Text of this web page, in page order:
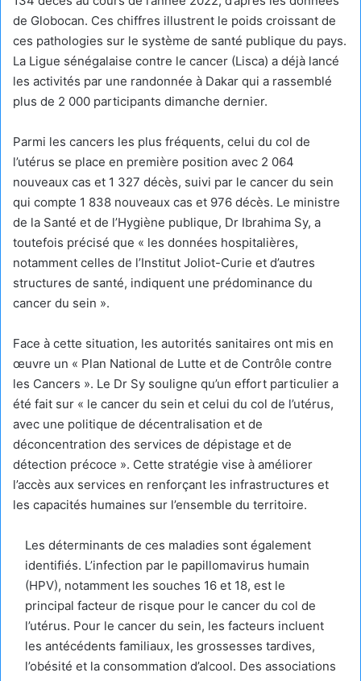
de Globocan. Ces chiffres illustrent le poids croissant de
ces pathologies sur le système de santé publique du pays.
La Ligue sénégalaise contre le cancer (Lisca) a déjà lancé
les activités par une randonnée à Dakar qui a rassemblé
plus de 2 000 participants dimanche dernier.
Parmi les cancers les plus fréquents, celui du col de
l’utérus se place en première position avec 2 064
nouveaux cas et 1 327 décès, suivi par le cancer du sein
qui compte 1 838 nouveaux cas et 976 décès. Le ministre
de la Santé et de l’Hygiène publique, Dr Ibrahima Sy, a
toutefois précisé que « les données hospitalières,
notamment celles de l’Institut Joliot-Curie et d’autres
structures de santé, indiquent une prédominance du
cancer du sein ».
Face à cette situation, les autorités sanitaires ont mis en
œuvre un « Plan National de Lutte et de Contrôle contre
les Cancers ». Le Dr Sy souligne qu’un effort particulier a
été fait sur « le cancer du sein et celui du col de l’utérus,
avec une politique de décentralisation et de
déconcentration des services de dépistage et de
détection précoce ». Cette stratégie vise à améliorer
l’accès aux services en renforçant les infrastructures et
les capacités humaines sur l’ensemble du territoire.
Les déterminants de ces maladies sont également
identifiés. L’infection par le papillomavirus humain
(HPV), notamment les souches 16 et 18, est le
principal facteur de risque pour le cancer du col de
l’utérus. Pour le cancer du sein, les facteurs incluent
les antécédents familiaux, les grossesses tardives,
l’obésité et la consommation d’alcool. Des associations